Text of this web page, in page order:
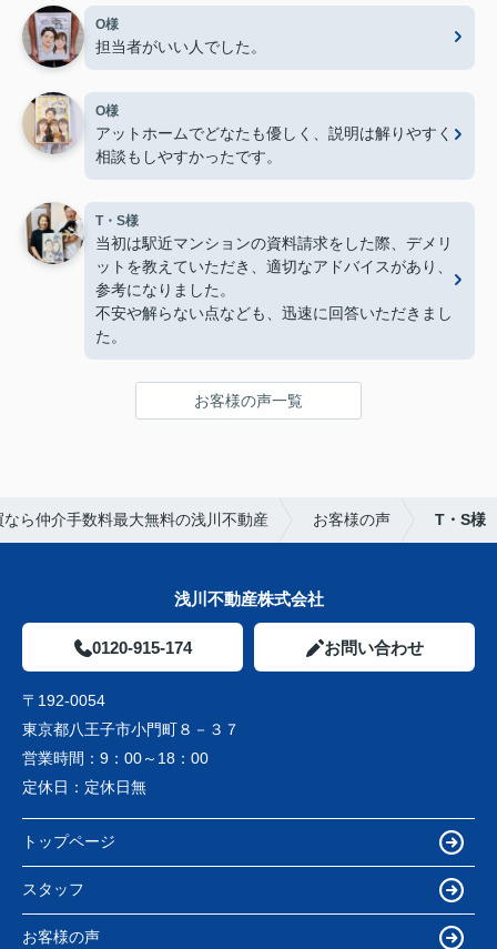
O様
担当者がいい人でした。
O様
アットホームでどなたも優しく、説明は解りやすく
相談もしやすかったです。
T・S様
当初は駅近マンションの資料請求をした際、デメリ
ットを教えていただき、適切なアドバイスがあり、
参考になりました。
不安や解らない点なども、迅速に回答いただきまし
た。
お客様の声一覧
ら仲介手数料最大無料の浅川不動産 お客様の声 T・S様
浅川不動産株式会社
0120-915-174 お問い合わせ
〒192-0054
東京都八王子市小門町８－３７
営業時間： 9：00～18：00
定休日： 定休日無
トップページ
スタッフ
お客様の声